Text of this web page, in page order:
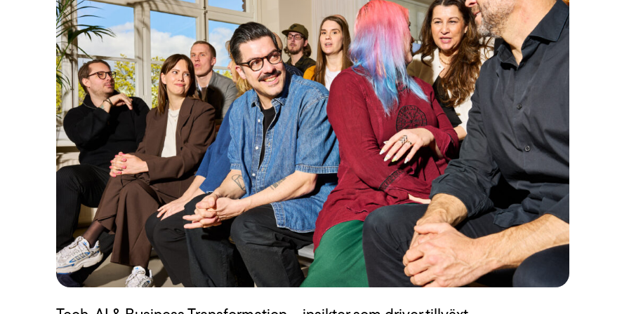
varumärke synligt i verktyg som
Chat GPT, Perplexity och AI
Overview.
Läs mer
händer. Vi sköter drift, förvaltning och support och
skräddarsyr tjänster efter dina behov.
och kan
som hjälper